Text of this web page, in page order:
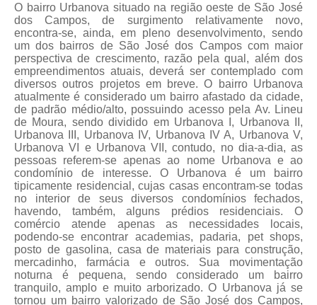
O bairro Urbanova situado na região oeste de São José
dos Campos, de surgimento relativamente novo,
encontra-se, ainda, em pleno desenvolvimento, sendo
um dos bairros de São José dos Campos com maior
perspectiva de crescimento, razão pela qual, além dos
empreendimentos atuais, deverá ser contemplado com
diversos outros projetos em breve. O bairro Urbanova
atualmente é considerado um bairro afastado da cidade,
de padrão médio/alto, possuindo acesso pela Av. Lineu
de Moura, sendo dividido em Urbanova I, Urbanova II,
Urbanova III, Urbanova IV, Urbanova IV A, Urbanova V,
Urbanova VI e Urbanova VII, contudo, no dia-a-dia, as
pessoas referem-se apenas ao nome Urbanova e ao
condomínio de interesse. O Urbanova é um bairro
tipicamente residencial, cujas casas encontram-se todas
no interior de seus diversos condomínios fechados,
havendo, também, alguns prédios residenciais. O
comércio atende apenas as necessidades locais,
podendo-se encontrar academias, padaria, pet shops,
posto de gasolina, casa de materiais para construção,
mercadinho, farmácia e outros. Sua movimentação
noturna é pequena, sendo considerado um bairro
tranquilo, amplo e muito arborizado. O Urbanova já se
tornou um bairro valorizado de São José dos Campos,